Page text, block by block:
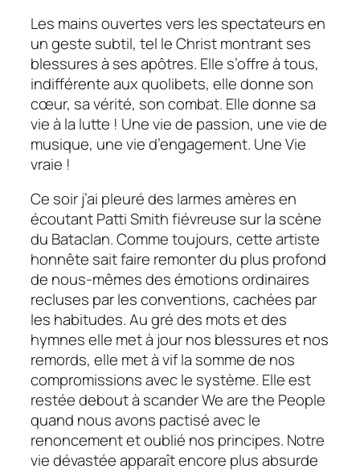
Les mains ouvertes vers les spectateurs en
un geste subtil, tel le Christ montrant ses
blessures à ses apôtres. Elle s’offre à tous,
indifférente aux quolibets, elle donne son
cœur, sa vérité, son combat. Elle donne sa
vie à la lutte ! Une vie de passion, une vie de
musique, une vie d’engagement. Une Vie
vraie !
Ce soir j’ai pleuré des larmes amères en
écoutant Patti Smith fiévreuse sur la scène
du Bataclan. Comme toujours, cette artiste
honnête sait faire remonter du plus profond
de nous-mêmes des émotions ordinaires
recluses par les conventions, cachées par
les habitudes. Au gré des mots et des
hymnes elle met à jour nos blessures et nos
remords, elle met à vif la somme de nos
compromissions avec le système. Elle est
restée debout à scanderWe are the People
quand nous avons pactisé avec le
renoncement et oublié nos principes. Notre
vie dévastée apparaît encore plus absurde